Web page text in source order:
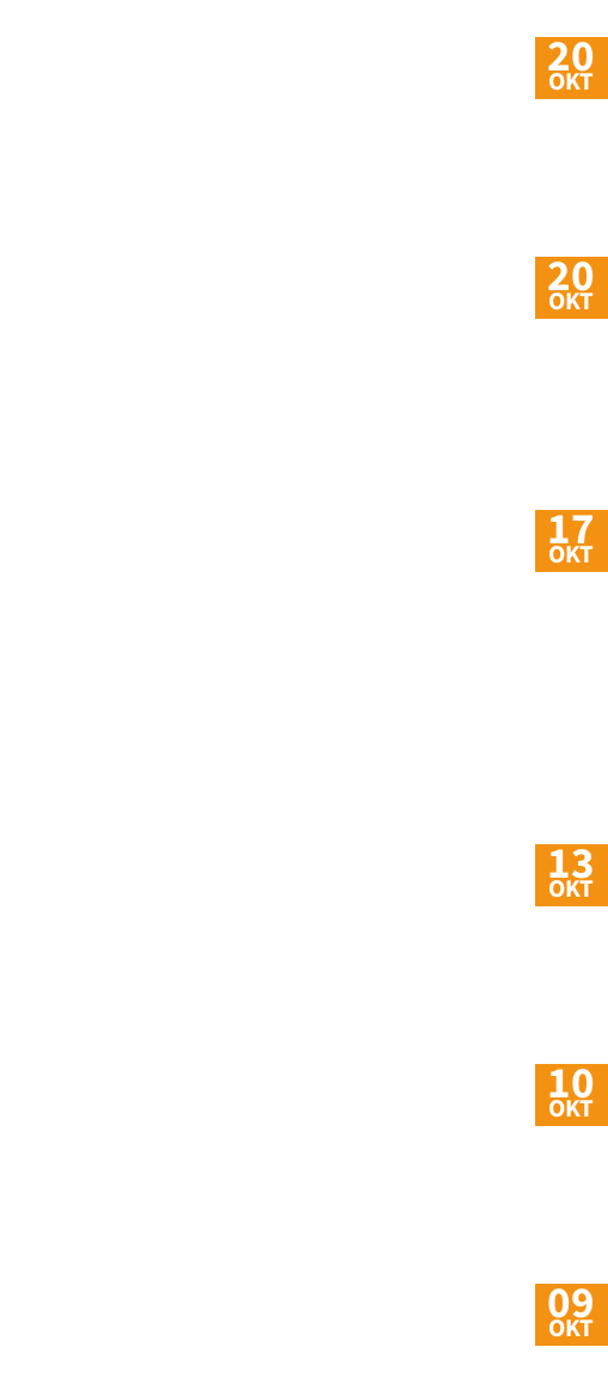
20
OKT
20
OKT
17
OKT
13
OKT
10
OKT
09
OKT